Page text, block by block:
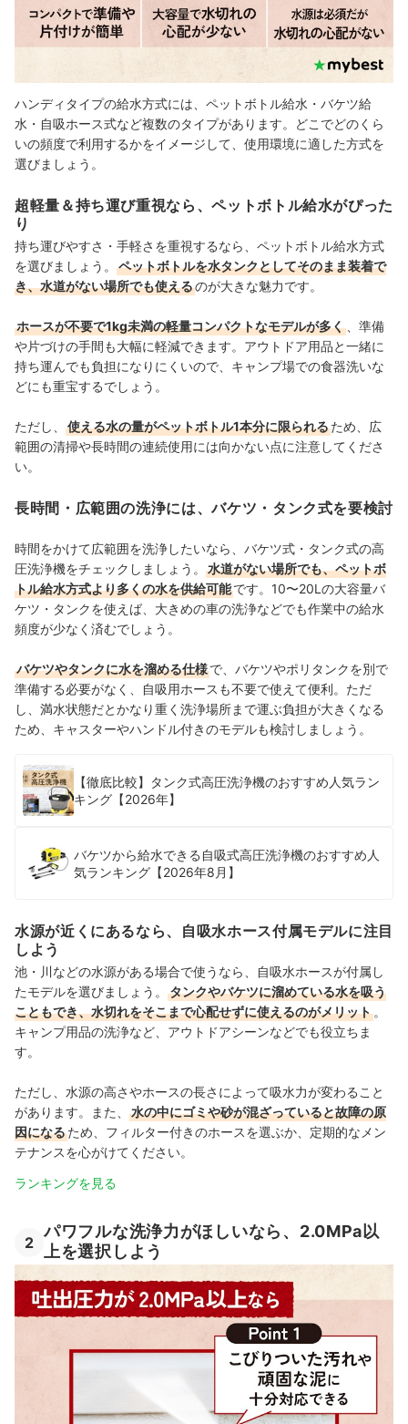
ハンディタイプの給水方式には、ペットボトル給水・バケツ給
水・自吸ホース式など複数のタイプがあります。どこでどのくら
いの頻度で利用するかをイメージして、使用環境に適した方式を
選びましょう。
超軽量＆持ち運び重視なら、ペットボトル給水がぴった
り
持ち運びやすさ・手軽さを重視するなら、ペットボトル給水方式
を選びましょう。
ペットボトルを水タンクとしてそのまま装着で
き、水道がない場所でも使えるのが大きな魅力です。
ホースが不要で1kg未満の軽量コンパクトなモデルが多く
、準備
や片づけの手間も大幅に軽減できます。アウトドア用品と一緒に
持ち運んでも負担になりにくいので、キャンプ場での食器洗いな
どにも重宝するでしょう。
ただし、 使える水の量がペットボトル1本分に限られるため、広
範囲の清掃や長時間の連続使用には向かない点に注意してくださ
い。
長時間・広範囲の洗浄には、バケツ・タンク式を要検討
時間をかけて広範囲を洗浄したいなら、バケツ式・タンク式の高
圧洗浄機をチェックしましょう。
水道がない場所でも、ペットボ
トル給水方式より多くの水を供給可能です。10〜20Lの大容量バ
ケツ・タンクを使えば、大きめの車の洗浄などでも作業中の給水
頻度が少なく済むでしょう。
バケツやタンクに水を溜める仕様で、バケツやポリタンクを別で
準備する必要がなく、自吸用ホースも不要で使えて便利。ただ
し、満水状態だとかなり重く洗浄場所まで運ぶ負担が大きくなる
ため、キャスターやハンドル付きのモデルも検討しましょう。
【徹底比較】タンク式高圧洗浄機のおすすめ人気ラン
キング【2026年】
バケツから給水できる自吸式高圧洗浄機のおすすめ人
気ランキング【2026年8月】
水源が近くにあるなら、自吸水ホース付属モデルに注目
しよう
池・川などの水源がある場合で使うなら、自吸水ホースが付属し
たモデルを選びましょう。
タンクやバケツに溜めている水を吸う
こともでき、水切れをそこまで心配せずに使えるのがメリット 。
キャンプ用品の洗浄など、アウトドアシーンなどでも役立ちま
す。
ただし、水源の高さやホースの長さによって吸水力が変わること
があります。また、
水の中にゴミや砂が混ざっていると故障の原
因になるため、フィルター付きのホースを選ぶか、定期的なメン
テナンスを心がけてください。
ランキングを見る
2
パワフルな洗浄力がほしいなら、2.0MPa以
上を選択しよう